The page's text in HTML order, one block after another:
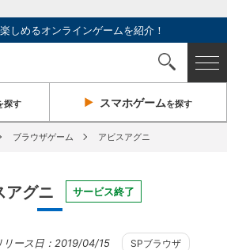
しめるオンラインゲームを紹介！
探す スマホゲームを探す
ブラウザゲーム アビスアグニ
アグニ サービス終了
リース日：2019/04/15 SPブラウザ